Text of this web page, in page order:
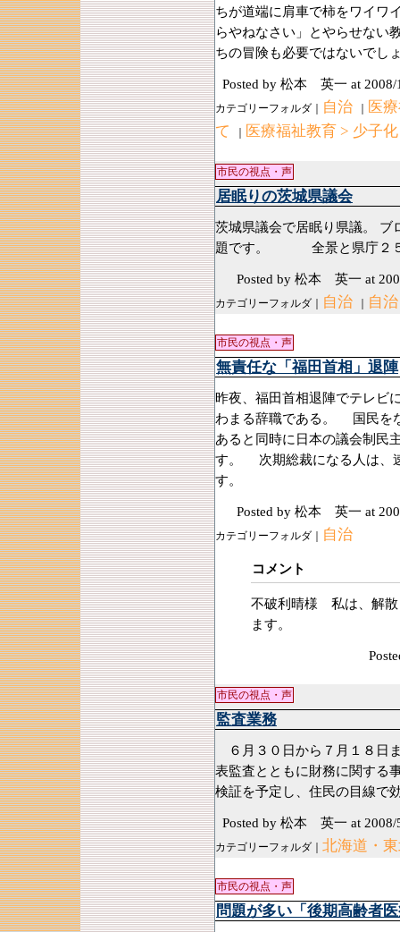
ちが道端に肩車で柿をワイワ
らやねなさい」とやらせない
ちの冒険も必要ではないで
Posted by 松本 英一 at
カテゴリーフォルダ｜ 自治
医
て
医療福祉教育 > 少子化
市民の視点・声
居眠りの茨城県議会
茨城県議会で居眠り県議。 ブ
題です。 全景と県庁２５
Posted by 松本 英一 at
カテゴリーフォルダ｜ 自治 自
市民の視点・声
無責任な「福田首相」退陣
昨夜、福田首相退陣でテレビ
わまる辞職である。 国民を
あると同時に日本の議会制民
す。 次期総裁になる人は、
す。
Posted by 松本 英一 at
カテゴリーフォルダ｜ 自治
コメント
不破利晴様 私は、解散
ます。
市民の視点・声
監査業務
６月３０日から７月１８日
表監査とともに財務に関する
検証を予定し、住民の目線で
Posted by 松本 英一 at
カテゴリーフォルダ｜ 北海道・
市民の視点・声
問題が多い「後期高齢者